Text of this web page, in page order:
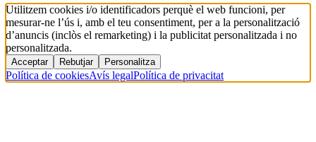
Utilitzem cookies i/o identificadors perquè el web funcioni, per
mesurar-ne l’ús i, amb el teu consentiment, per a la personalització
d’anuncis (inclòs el remarketing) i la publicitat personalitzada i no
personalitzada.
Acceptar Rebutjar Personalitza
Política de cookiesAvís legalPolítica de privacitat